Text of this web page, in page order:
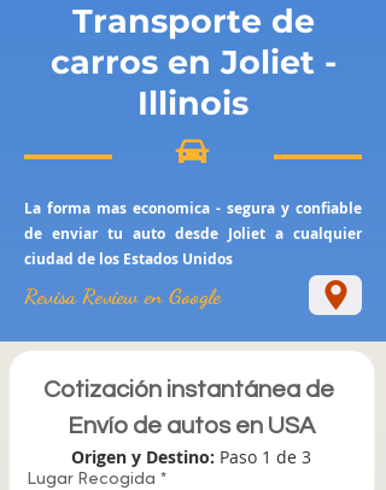
Transporte de
carros en Joliet -
Illinois
La forma mas economica - segura y confiable
de enviar tu auto desde Joliet a cualquier
ciudad de los Estados Unidos
Revisa Review en Google
Cotización instantánea de
Envío de autos en USA
Origen y Destino: Paso 1 de 3
Lugar Recogida *